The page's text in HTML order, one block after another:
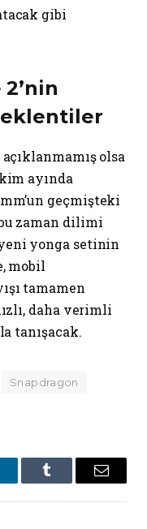
gibi
olsa
ayında
geçmişteki
zaman dilimi
yonga setinin
mobil
tamamen
daha verimli
tanışacak.
Snapdragon
Tumblr Email